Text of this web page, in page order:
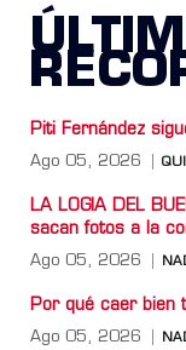
Piti Fernández
Ago 05, 2026
LA LOGIA DEL
sacan fotos a la
Ago 05, 2026
Por qué caer bien
Ago 05, 2026